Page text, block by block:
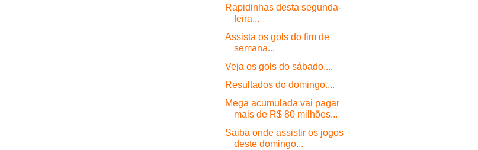
Rapidinhas desta segunda-
feira...
Assista os gols do fim de
semana...
Veja os gols do sábado....
Resultados do domingo....
Mega acumulada vai pagar
mais de R$ 80 milhões...
Saiba onde assistir os jogos
deste domingo...